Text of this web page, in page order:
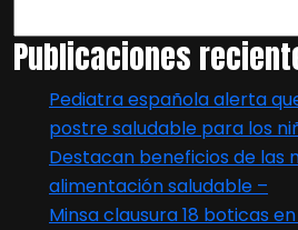
Publicaciones
Pediatra española alerta
postre saludable para los
Destacan beneficios de las
alimentación saludable –
Minsa clausura 18 boticas